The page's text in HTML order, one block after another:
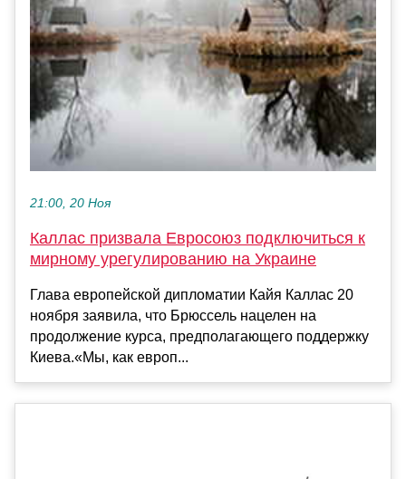
21:00, 20 Ноя
Каллас призвала Евросоюз подключиться к
мирному урегулированию на Украине
Глава европейской дипломатии Кайя Каллас 20
ноября заявила, что Брюссель нацелен на
продолжение курса, предполагающего поддержку
Киева.«Мы, как европ...